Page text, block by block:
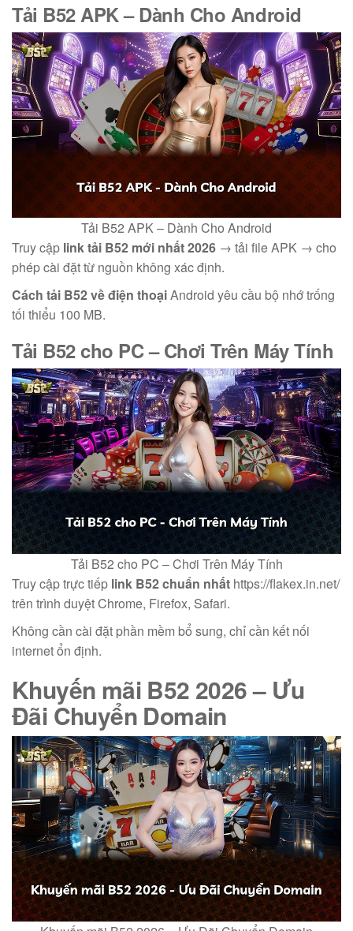
Tải B52 APK– Dành Cho Android
Tải B52 APK – Dành Cho Android
Truy cập link tải B52 mới nhất 2026 → tải file APK → cho
phép cài đặt từ nguồn không xác định.
Cách tải B52 về điện thoạiAndroid yêu cầu bộ nhớ trống
tối thiểu 100 MB.
Tải B52 cho PC– Chơi Trên Máy Tính
Tải B52 cho PC – Chơi Trên Máy Tính
Truy cập trực tiếp link B52 chuẩn nhất https://flakex.in.net/
trên trình duyệt Chrome, Firefox, Safari.
Không cần cài đặt phần mềm bổ sung, chỉ cần kết nối
internet ổn định.
Khuyến mãi B52 2026– Ưu
Đãi Chuyển Domain